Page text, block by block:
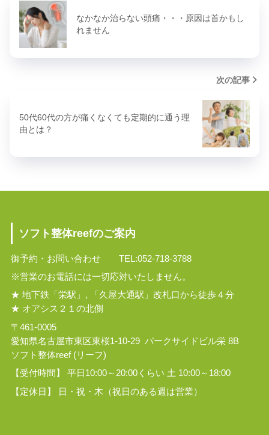
なかなか治らない頭痛・・・原因は首かもし
れません
次の記事
50代60代の方が痛くなくても定期的に通う理
由とは？
ソフト整体reefのご案内
御予約・お問い合わせ TEL:052-718-3788
※営業のお電話には一切応対いたしません。
★ 地下鉄「栄駅」, 「久屋大通駅」改札口から徒歩４分
★ オアシス２１の北側
〒461-0005
愛知県名古屋市東区東桜1-10-29 パークサイドビル栄 8B
ソフト整体reef (リーフ)
【受付時間】 平日10:00～20:00くらい 土 10:00～18:00
【定休日】 日・祝・木（祝日のある週は営業）